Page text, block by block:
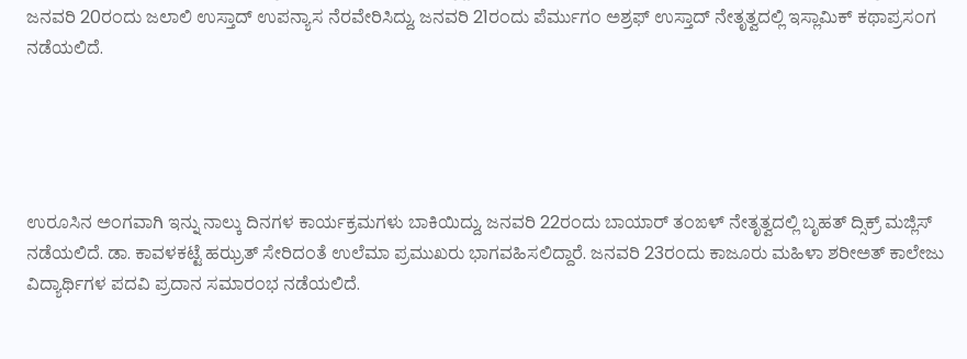
ಜನವರಿ 20ರಂದು ಜಲಾಲಿ ಉಸ್ತಾದ್ ಉಪನ್ಯಾಸ ನೆರವೇರಿಸಿದ್ದು, ಜನವರಿ 21ರಂದು ಪೆರ್ಮುಗಂ ಅಶ್ರಫ್ ಉಸ್ತಾದ್ ನೇತೃತ್ವದಲ್ಲಿ ಇಸ್ಲಾಮಿಕ್ ಕಥಾಪ್ರಸಂಗ
ನಡೆಯಲಿದೆ.
ಉರೂಸಿನ ಅಂಗವಾಗಿ ಇನ್ನು ನಾಲ್ಕು ದಿನಗಳ ಕಾರ್ಯಕ್ರಮಗಳು ಬಾಕಿಯಿದ್ದು, ಜನವರಿ 22ರಂದು ಬಾಯಾರ್ ತಂಙಳ್ ನೇತೃತ್ವದಲ್ಲಿ ಬೃಹತ್ ದ್ಸಿಕ್ರ್ ಮಜ್ಲಿಸ್
ನಡೆಯಲಿದೆ. ಡಾ. ಕಾವಳಕಟ್ಟೆ ಹಝ್ರತ್ ಸೇರಿದಂತೆ ಉಲೆಮಾ ಪ್ರಮುಖರು ಭಾಗವಹಿಸಲಿದ್ದಾರೆ. ಜನವರಿ 23ರಂದು ಕಾಜೂರು ಮಹಿಳಾ ಶರೀಅತ್ ಕಾಲೇಜು
ವಿದ್ಯಾರ್ಥಿಗಳ ಪದವಿ ಪ್ರದಾನ ಸಮಾರಂಭ ನಡೆಯಲಿದೆ.